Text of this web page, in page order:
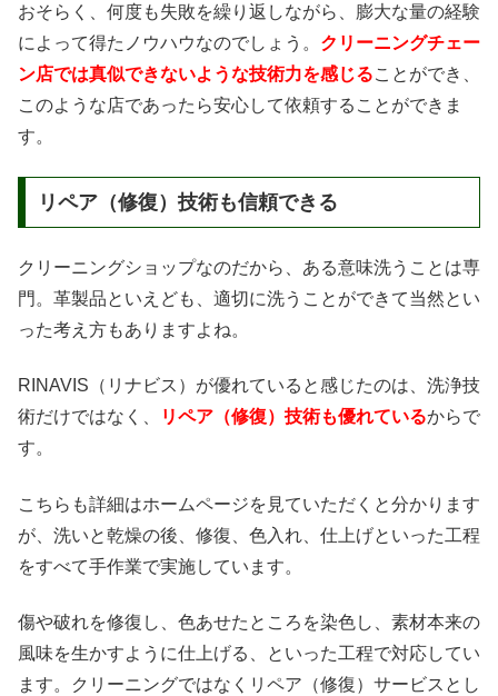
おそらく、何度も失敗を繰り返しながら、膨大な量の経験
によって得たノウハウなのでしょう。 クリーニングチェー
ン店では真似できないような技術力を感じることができ、
このような店であったら安心して依頼することができま
す。
リペア（修復）技術も信頼できる
クリーニングショップなのだから、ある意味洗うことは専
門。革製品といえども、適切に洗うことができて当然とい
った考え方もありますよね。
RINAVIS（リナビス）が優れていると感じたのは、洗浄技
術だけではなく、
リペア（修復）技術も優れているからで
す。
こちらも詳細はホームページを見ていただくと分かります
が、洗いと乾燥の後、修復、色入れ、仕上げといった工程
をすべて手作業で実施しています。
傷や破れを修復し、色あせたところを染色し、素材本来の
風味を生かすように仕上げる、といった工程で対応してい
ます。クリーニングではなくリペア（修復）サービスとし